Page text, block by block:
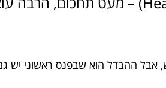
ההבדל הוא שבפנס ראשוני יש גם